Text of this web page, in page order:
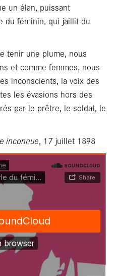
un élan, puissant
du féminin, qui jaillit du
tenir une plume, nous
et comme femmes, nous
inconscients, la voix des
les évasions hors des
par le prêtre, le soldat, le
inconnue, 17 juillet 1898